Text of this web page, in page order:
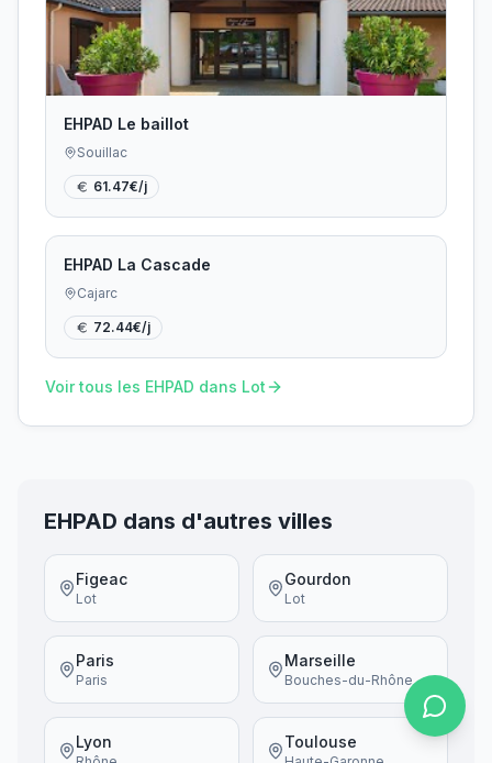
EHPAD Le baillot
Souillac
61.47€/j
EHPAD La Cascade
Cajarc
72.44€/j
Voir tous les EHPAD dans Lot
EHPAD dans d'autres villes
Figeac
Lot
Gourdon
Lot
Paris
Paris
Marseille
Bouches-du-Rhône
Lyon Toulouse